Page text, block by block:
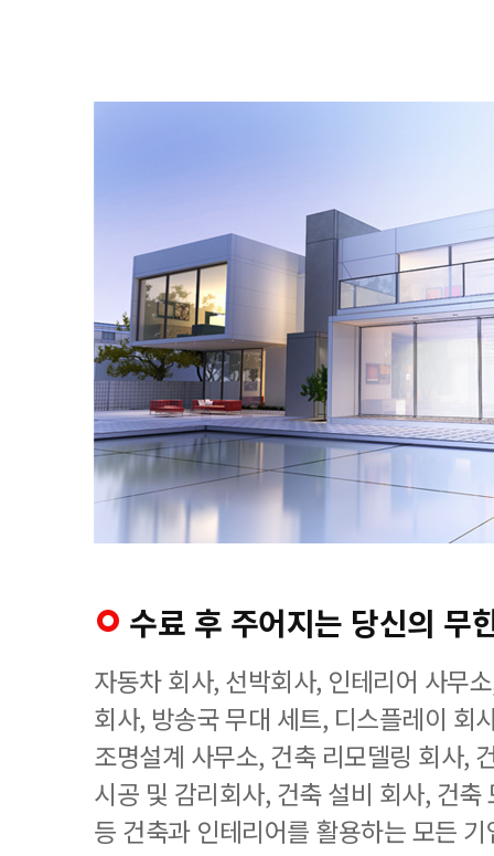
수료 후 주어지는 당신의 무
자동차 회사, 선박회사, 인테리어 사무
회사, 방송국 무대 세트, 디스플레이 회
조명설계 사무소, 건축 리모델링 회사,
시공 및 감리회사, 건축 설비 회사, 건축
등 건축과 인테리어를 활용하는 모든